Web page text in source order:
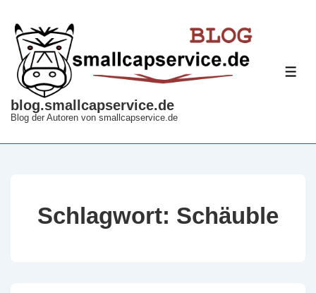
Zum
Inhalt
blog.smallcapservice.de
Blog der Autoren von smallcapservice.de
Schlagwort: Schäuble